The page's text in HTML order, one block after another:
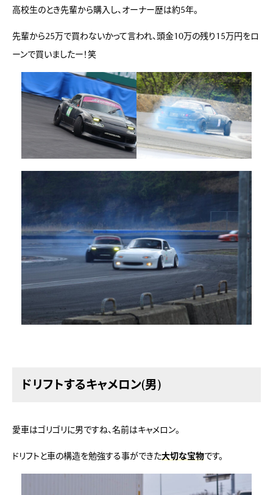
高校生のとき先輩から購入し、オーナー歴は約5年。
先輩から25万で買わないかって言われ、頭金10万の残り15万円をロ
ーンで買いましたー！笑
ドリフトするキャメロン(男)
愛車はゴリゴリに男ですね、名前はキャメロン。
ドリフトと車の構造を勉強する事ができた大切な宝物です。